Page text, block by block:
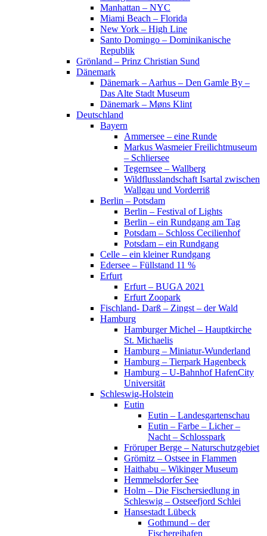
Manhattan – NYC
Miami Beach – Florida
New York – High Line
Santo Domingo – Dominikanische
Republik
Grönland – Prinz Christian Sund
Dänemark
Dänemark – Aarhus – Den Gamle By –
Das Alte Stadt Museum
Dänemark – Møns Klint
Deutschland
Bayern
Ammersee – eine Runde
Markus Wasmeier Freilichtmuseum
– Schliersee
Tegernsee – Wallberg
Wildflusslandschaft Isartal zwischen
Wallgau und Vorderriß
Berlin – Potsdam
Berlin – Festival of Lights
Berlin – ein Rundgang am Tag
Potsdam – Schloss Cecilienhof
Potsdam – ein Rundgang
Celle – ein kleiner Rundgang
Edersee – Füllstand 11 %
Erfurt
Erfurt – BUGA 2021
Erfurt Zoopark
Fischland- Darß – Zingst – der Wald
Hamburg
Hamburger Michel – Hauptkirche
St. Michaelis
Hamburg – Miniatur-Wunderland
Hamburg – Tierpark Hagenbeck
Hamburg – U-Bahnhof HafenCity
Universität
Schleswig-Holstein
Eutin
Eutin – Landesgartenschau
Eutin – Farbe – Licher –
Nacht – Schlosspark
Fröruper Berge – Naturschutzgebiet
Grömitz – Ostsee in Flammen
Haithabu – Wikinger Museum
Hemmelsdorfer See
Holm – Die Fischersiedlung in
Schleswig – Ostseefjord Schlei
Hansestadt Lübeck
Gothmund – der
Fischereihafen